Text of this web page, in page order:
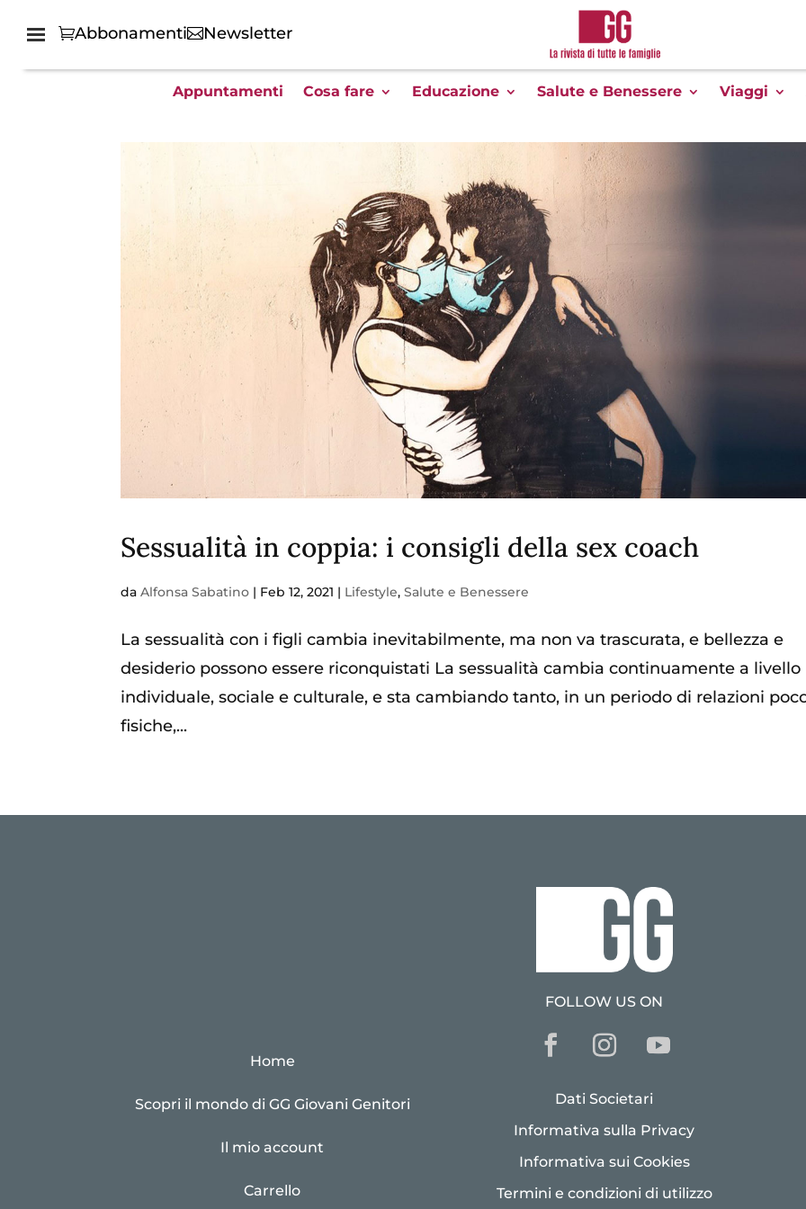
Abbonamenti Newsletter
Appuntamenti Cosa fare Educazione Salute e Benessere Viaggi
Sessualità in coppia: i consigli della sex coach
daAlfonsa Sabatino | Feb 12, 2021 | Lifestyle,Salute e Benessere
La sessualità con i figli cambia inevitabilmente, ma non va trascurata, e bellezza e
desiderio possono essere riconquistati La sessualità cambia continuamente a livello
individuale, sociale e culturale, e sta cambiando tanto, in un periodo di relazioni
fisiche,...
Home
Scopri il mondo di GG Giovani Genitori
Il mio account
Carrello
FOLLOW US ON
Dati Societari
Informativa sulla Privacy
Informativa sui Cookies
Termini e condizioni di utilizzo